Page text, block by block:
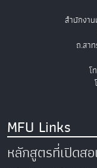
สำนักงา
ถ.สา
โ
MFU Links
หลักสูตรที่เปิดส